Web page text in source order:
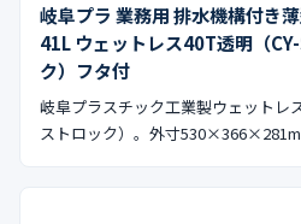
岐阜プラ 業務用 排水機構付き
41L ウェットレス40T透明（
ク）フタ付
岐阜プラスチック工業製ウェットレ
ストロック）。外寸